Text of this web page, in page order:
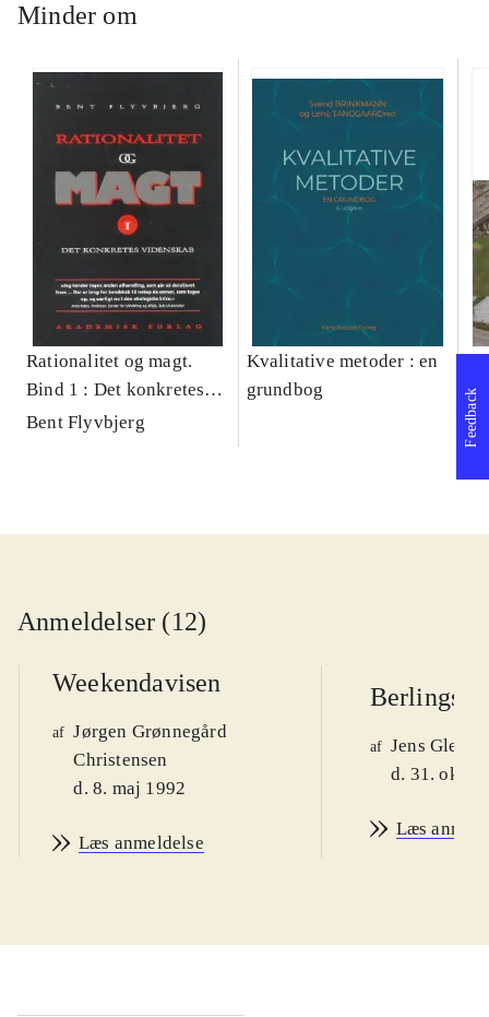
Minder om
Rationalitet og magt.
Bind 1 : Det konkretes
videnskab
Bent Flyvbjerg
Kvalitative metoder : en
grundbog
Anmeldelser (12)
Weekendavisen
af Jørgen Grønnegård
Christensen
d. 8. maj 1992
Læs anmeldelse
af Jens
d. 31. okt.
Læs
Feedback